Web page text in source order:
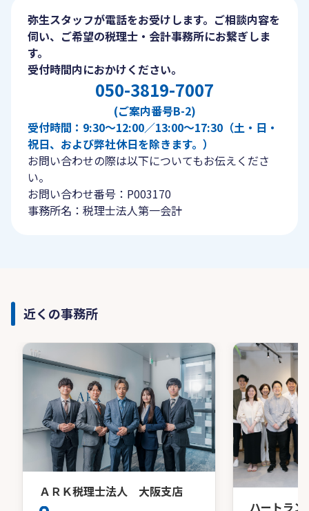
弥生スタッフが電話をお受けします。ご相談内容を
伺い、ご希望の税理士・会計事務所にお繋ぎしま
す。
受付時間内におかけください。
050-3819-7007
(ご案内番号B-2)
受付時間：9:30〜12:00／13:00〜17:30（土・日・
祝日、および弊社休日を除きます。）
お問い合わせの際は以下についてもお伝えくださ
い。
お問い合わせ番号：P003170
事務所名：税理士法人第一会計
近くの事務所
ＡＲＫ税理士法人 大阪支店
ハートラ